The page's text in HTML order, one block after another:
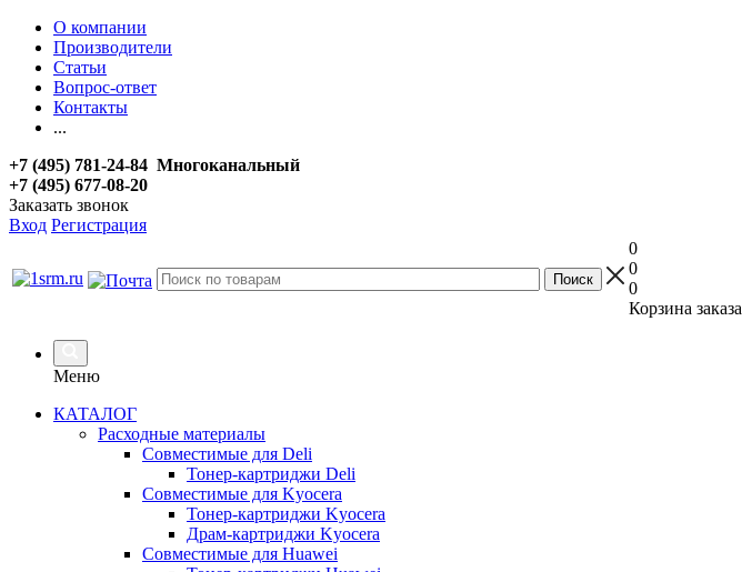
О компании
Производители
Статьи
Вопрос-ответ
Контакты
...
+7 (495) 781-24-84 Многоканальный
+7 (495) 677-08-20
Заказать звонок
Вход Регистрация
0
0
0
Корзина заказа
Меню
КАТАЛОГ
Расходные материалы
Совместимые для Deli
Тонер-картриджи Deli
Совместимые для Kyocera
Тонер-картриджи Kyocera
Драм-картриджи Kyocera
Совместимые для Huawei